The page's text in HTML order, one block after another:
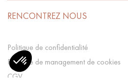
RENCONTREZ NOUS
Politique de confidentialité
Politique de management de cookies
CGV